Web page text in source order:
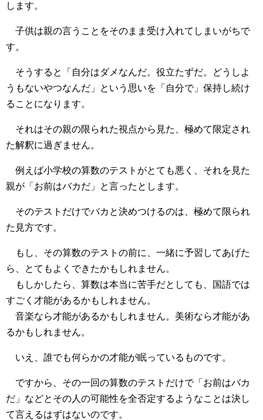
します。
子供は親の言うことをそのまま受け入れてしまいがちで
す。
そうすると「自分はダメなんだ。役立たずだ。どうしよ
うもないやつなんだ」という思いを「自分で」保持し続け
ることになります。
それはその親の限られた視点から見た、極めて限定され
た解釈に過ぎません。
例えば小学校の算数のテストがとても悪く、それを見た
親が「お前はバカだ」と言ったとします。
そのテストだけでバカと決めつけるのは、極めて限られ
た見方です。
もし、その算数のテストの前に、一緒に予習してあげた
ら、とてもよくできたかもしれません。
もしかしたら、算数は本当に苦手だとしても、国語では
すごく才能があるかもしれません。
音楽なら才能があるかもしれません。美術なら才能があ
るかもしれません。
いえ、誰でも何らかの才能が眠っているものです。
ですから、その一回の算数のテストだけで「お前はバカ
だ」などとその人の可能性を全否定するようなことは決し
て言えるはずはないのです。